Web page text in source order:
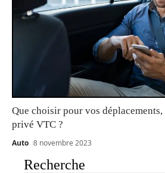
Que choisir pour vos
privé VTC ?
Auto 8 novembre 2023
Recherche